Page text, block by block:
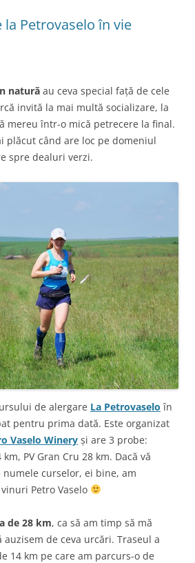
Petrovaselo în vie
natură au ceva special față de cele
invită la mai multă socializare, la
mereu într-o mică petrecere la final.
plăcut când are loc pe domeniul
spre dealuri verzi.
de alergare La Petrovaselo în
pentru prima dată. Este organizat
Vaselo Winery și are 3 probe:
PV Gran Cru 28 km. Dacă vă
curselor, ei bine, am
Petro Vaselo
de 28 km, ca să am timp să mă
auzisem de ceva urcări. Traseul a
14 km pe care am parcurs-o de